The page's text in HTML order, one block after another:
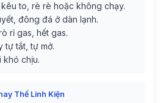
to, rè rè hoặc không chạy.
đông đá ở dàn lạnh.
rỉ gas, hết gas.
tự tắt, tự mở.
khó chịu.
Thế Linh Kiện